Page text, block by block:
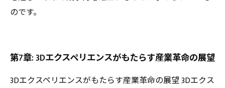
のです。
第7章: 3Dエクスペリエンスがもたらす産業革命の展望
3Dエクスペリエンスがもたらす産業革命の展望 3Dエクス